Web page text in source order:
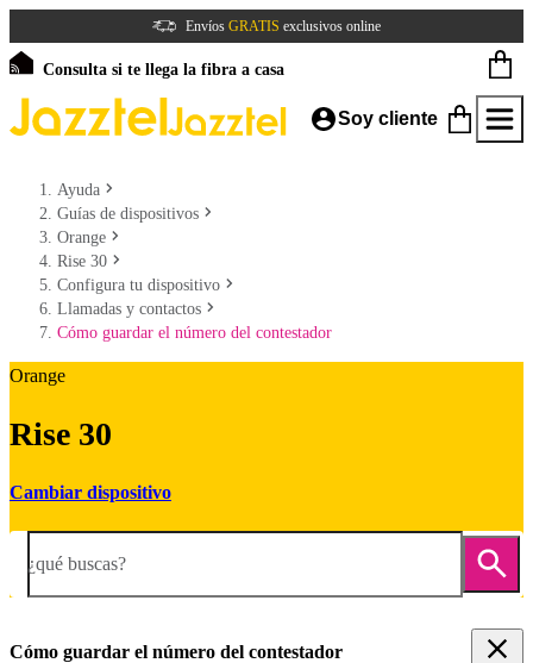
Envíos GRATIS exclusivos online
Consulta si te llega la fibra a casa
Soy cliente
Ayuda
Guías de dispositivos
Orange
Rise 30
Configura tu dispositivo
Llamadas y contactos
Cómo guardar el número del contestador
Orange
Rise 30
Cambiar dispositivo
¿qué buscas?
Cómo guardar el número del contestador